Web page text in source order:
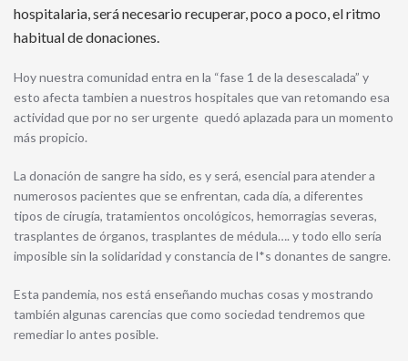
hospitalaria, será necesario recuperar, poco a poco, el ritmo
habitual de donaciones.
Hoy nuestra comunidad entra en la “fase 1 de la desescalada” y
esto afecta tambien a nuestros hospitales que van retomando esa
actividad que por no ser urgente quedó aplazada para un momento
más propicio.
La donación de sangre ha sido, es y será, esencial para atender a
numerosos pacientes que se enfrentan, cada día, a diferentes
tipos de cirugía, tratamientos oncológicos, hemorragias severas,
trasplantes de órganos, trasplantes de médula…. y todo ello sería
imposible sin la solidaridad y constancia de l*s donantes de sangre.
Esta pandemia, nos está enseñando muchas cosas y mostrando
también algunas carencias que como sociedad tendremos que
remediar lo antes posible.